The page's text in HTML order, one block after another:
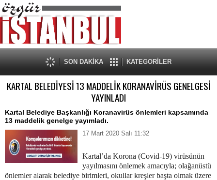
SON DAKİKA KATEGORİLER
KARTAL BELEDİYESİ 13 MADDELİK KORANAVİRÜS GENELGESİ
YAYINLADI
Kartal Belediye Başkanlığı Koranavirüs önlemleri kapsamında
13 maddelik genelge yayımladı.
17 Mart 2020 Salı 11:32
Kartal’da Korona (Covid-19) virüsünün
yayılmasını önlemek amacıyla; olağanüstü
önlemler alarak belediye birimleri, okullar kreşler başta olmak üzere